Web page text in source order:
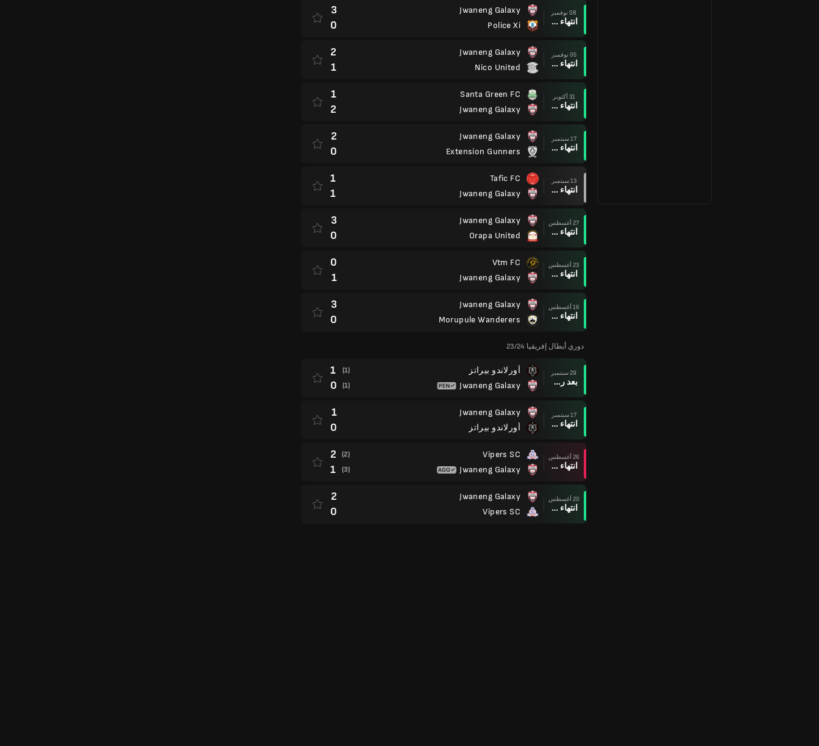
08 نوفمبر
انتهاء وقت المباراة
Jwaneng Galaxy
Police Xi
3
0
05 نوفمبر
انتهاء وقت المباراة
Jwaneng Galaxy
Nico United
2
1
31 أكتوبر
انتهاء وقت المباراة
Santa Green FC
Jwaneng Galaxy
1
2
17 سبتمبر
انتهاء وقت المباراة
Jwaneng Galaxy
Extension Gunners
2
0
13 سبتمبر
انتهاء وقت المباراة
Tafic FC
Jwaneng Galaxy
1
1
27 أغسطس
انتهاء وقت المباراة
Jwaneng Galaxy
Orapa United
3
0
23 أغسطس
انتهاء وقت المباراة
Vtm FC
Jwaneng Galaxy
0
1
16 أغسطس
انتهاء وقت المباراة
Jwaneng Galaxy
Morupule Wanderers
3
0
دوري أبطال إفريقيا 23/24
29 سبتمبر
بعد ركلات الترجيح
أورلاندو بيراتز
Jwaneng Galaxy
(1)
1
(1)
0
17 سبتمبر
انتهاء وقت المباراة
Jwaneng Galaxy
أورلاندو بيراتز
1
0
26 أغسطس
انتهاء وقت المباراة
Vipers SC
Jwaneng Galaxy
(2)
2
(3)
1
20 أغسطس
انتهاء وقت المباراة
Jwaneng Galaxy
Vipers SC
2
0